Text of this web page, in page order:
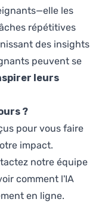
les
répétitives
des insights
peuvent se
leurs
?
pour vous faire
impact.
notre équipe
comment l'IA
en ligne.